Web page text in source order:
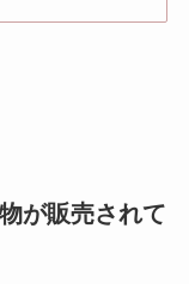
が販売されて